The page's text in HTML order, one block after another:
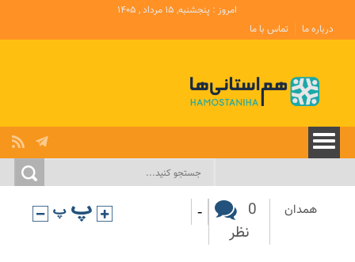
امروز : پنجشنبه, ۱۵ مرداد , ۱۴۰۵
درباره ما
تماس با ما
همدان
0
نظر
-